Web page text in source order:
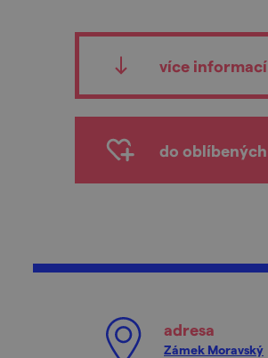
více informací
do oblíbených
adresa
Zámek Moravský